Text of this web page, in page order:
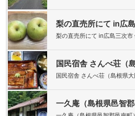
梨の直売所にて in広
梨の直売所にて in広島三次市
国民宿舎 さんべ荘（島根県